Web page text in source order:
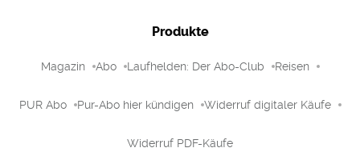
Produkte
Magazin Abo Laufhelden: Der Abo-Club Reisen
PUR Abo Pur-Abo hier kündigen Widerruf digitaler Käufe
Widerruf PDF-Käufe